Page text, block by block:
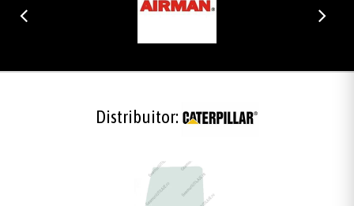
Distribuitor: